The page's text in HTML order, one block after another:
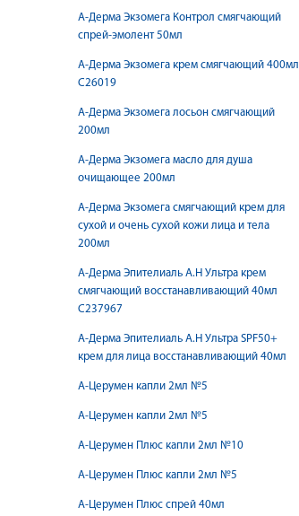
А-Дерма Экзомега Контрол смягчающий
спрей-эмолент 50мл
А-Дерма Экзомега крем смягчающий 400мл
С26019
А-Дерма Экзомега лосьон смягчающий
200мл
А-Дерма Экзомега масло для душа
очищающее 200мл
А-Дерма Экзомега смягчающий крем для
сухой и очень сухой кожи лица и тела
200мл
А-Дерма Эпителиаль A.H Ультра крем
смягчающий восстанавливающий 40мл
C237967
А-Дерма Эпителиаль А.Н Ультра SPF50+
крем для лица восстанавливающий 40мл
А-Церумен капли 2мл №5
А-Церумен капли 2мл №5
А-Церумен Плюс капли 2мл №10
А-Церумен Плюс капли 2мл №5
А-Церумен Плюс спрей 40мл